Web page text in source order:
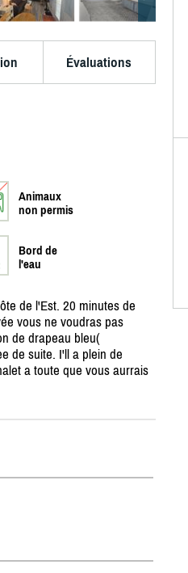
Évaluations
Animaux
non permis
Bord de
l'eau
de l'Est. 20 minutes de
vous ne voudras pas
de drapeau bleu(
de suite. I'll a plein de
a toute que vous aurrais